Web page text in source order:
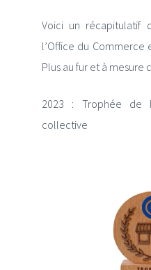
Acheter des chèques
Voici un récapitulatif
l’Office du Commerce
Plus au fur et à
2023 : Trophée de
collective